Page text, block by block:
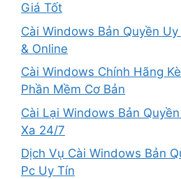
Giá Tốt
Cài Windows Bản Quyền
& Online
Cài Windows Chính Hãng
Phần Mềm Cơ Bản
Cài Lại Windows Bản
Xa 24/7
Dịch Vụ Cài Windows Bản
Pc Uy Tín